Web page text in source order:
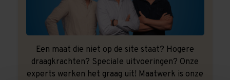
Een maat die niet op de site staat? Hogere
draagkrachten? Speciale uitvoeringen? Onze
experts werken het graag uit! Maatwerk is onze